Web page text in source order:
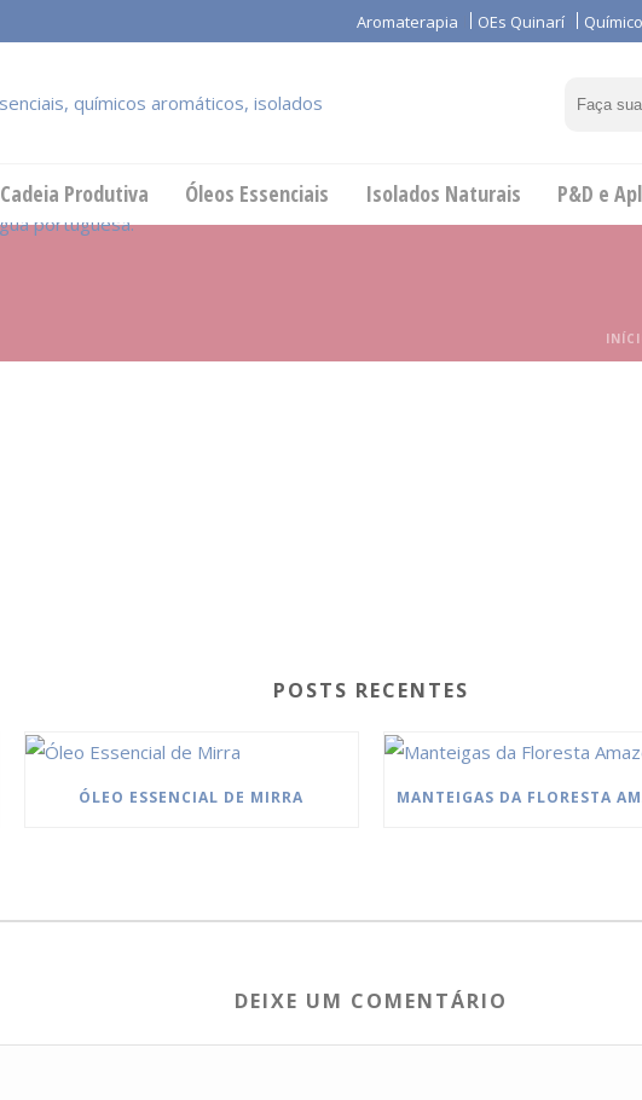
Aromaterapia OEs Quinarí
Cadeia Produtiva Óleos Essenciais Isolados Naturais P&D e
POSTS RECENTES
ÓLEO ESSENCIAL DE MIRRA
DEIXE UM COMENTÁRIO